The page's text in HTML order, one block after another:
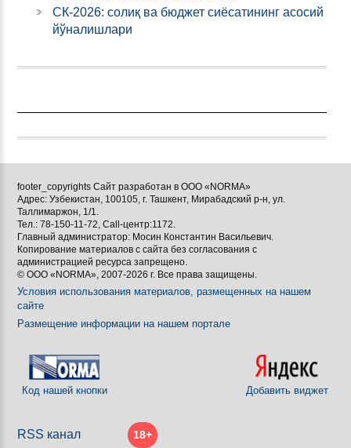
СК-2026: солиқ ва бюджет сиёсатининг асосий
йўналишлари
footer_copyrights Сайт разработан в ООО «NORMA»
Адрес: Узбекистан, 100105, г. Ташкент, Мирабадский р-н, ул.
Таллимаржон, 1/1.
Тел.: 78-150-11-72, Call-центр:1172.
Главный администратор: Мосин Константин Васильевич.
Копирование материалов с сайта без согласования с
администрацией ресурса запрещено.
© ООО «NORMA», 2007-2026 г. Все права защищены.
Условия использования материалов, размещенных на нашем
сайте
Размещение информации на нашем портале
Код нашей кнопки Добавить виджет
RSS канал 18+